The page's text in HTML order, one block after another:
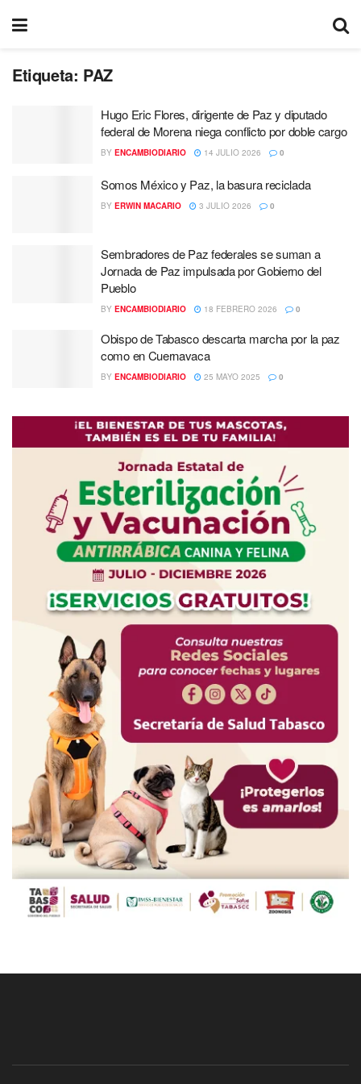
Etiqueta: PAZ
Hugo Eric Flores, dirigente de Paz y diputado
federal de Morena niega conflicto por doble cargo
BY ENCAMBIODIARIO 14 JULIO 2026 0
Somos México y Paz, la basura reciclada
BY ERWIN MACARIO 3 JULIO 2026 0
Sembradores de Paz federales se suman a
Jornada de Paz impulsada por Gobierno del
Pueblo
BY ENCAMBIODIARIO 18 FEBRERO 2026 0
Obispo de Tabasco descarta marcha por la paz
como en Cuernavaca
BY ENCAMBIODIARIO 25 MAYO 2025 0